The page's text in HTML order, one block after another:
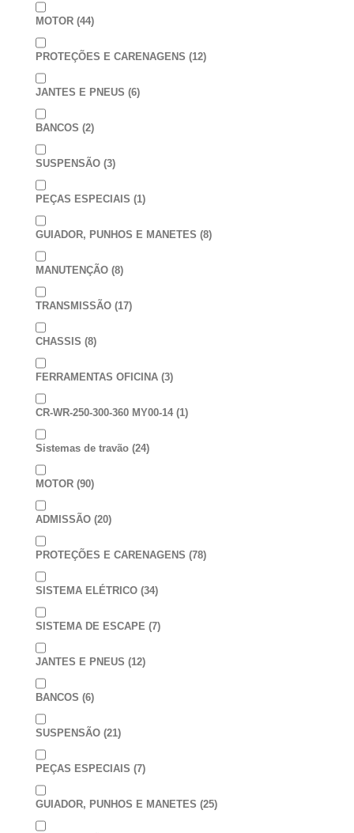
MOTOR (44)
PROTEÇÕES E CARENAGENS (12)
JANTES E PNEUS (6)
BANCOS (2)
SUSPENSÃO (3)
PEÇAS ESPECIAIS (1)
GUIADOR, PUNHOS E MANETES (8)
MANUTENÇÃO (8)
TRANSMISSÃO (17)
CHASSIS (8)
FERRAMENTAS OFICINA (3)
CR-WR-250-300-360 MY00-14 (1)
Sistemas de travão (24)
MOTOR (90)
ADMISSÃO (20)
PROTEÇÕES E CARENAGENS (78)
SISTEMA ELÉTRICO (34)
SISTEMA DE ESCAPE (7)
JANTES E PNEUS (12)
BANCOS (6)
SUSPENSÃO (21)
PEÇAS ESPECIAIS (7)
GUIADOR, PUNHOS E MANETES (25)